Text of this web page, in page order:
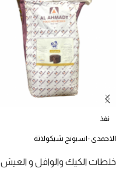
نفذ
الاحمدى -اسبونج شيكولاتة
خلطات الكيك والوافل و العيش